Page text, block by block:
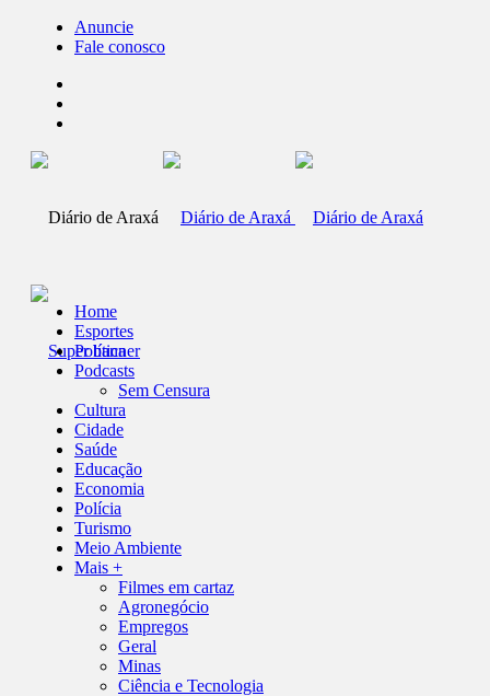
Anuncie
Fale conosco
Home
Esportes
Política
Podcasts
Sem Censura
Cultura
Cidade
Saúde
Educação
Economia
Polícia
Turismo
Meio Ambiente
Mais +
Filmes em cartaz
Agronegócio
Empregos
Geral
Minas
Ciência e Tecnologia